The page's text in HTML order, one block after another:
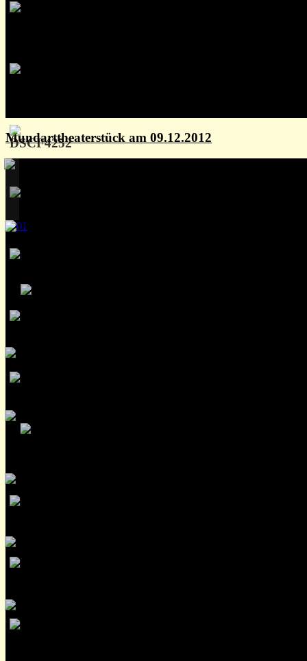
Mundarttheaterstück am 09.12.2012